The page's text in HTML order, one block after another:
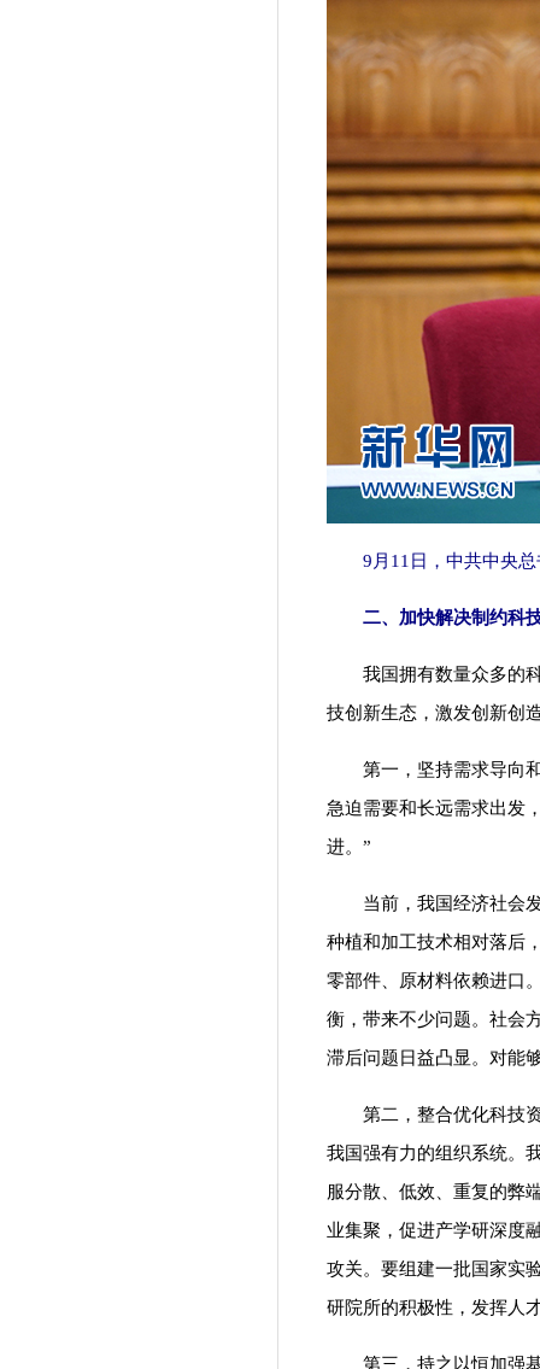
9月11日，中共中央总
二、加快解决制约科技
我国拥有数量众多的科
技创新生态，激发创新创
第一，坚持需求导向和
急迫需要和长远需求出发
进。”
当前，我国经济社会发
种植和加工技术相对落后
零部件、原材料依赖进口
衡，带来不少问题。社会
滞后问题日益凸显。对能
第二，整合优化科技资
我国强有力的组织系统。
服分散、低效、重复的弊
业集聚，促进产学研深度
攻关。要组建一批国家实
研院所的积极性，发挥人
第三，持之以恒加强基